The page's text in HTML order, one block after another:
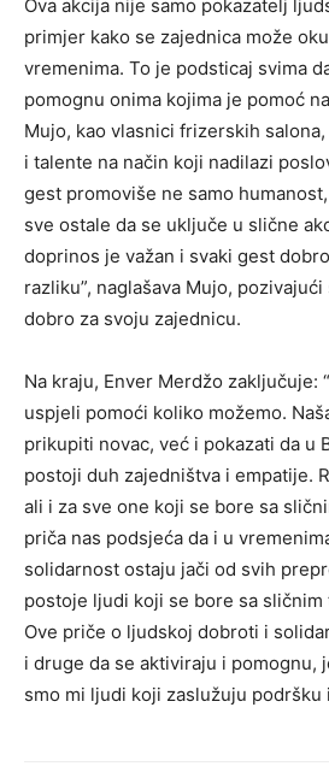
Ova akcija nije samo pokazatelj
primjer kako se zajednica može
vremenima. To je podsticaj svima
pomognu onima kojima je pomoć
Mujo, kao vlasnici frizerskih
i talente na način koji nadilazi
gest promoviše ne samo
sve ostale da se uključe u slične
doprinos je važan i svaki gest
razliku”, naglašava Mujo,
dobro za svoju zajednicu.
Na kraju, Enver Merdžo zaključuje:
uspjeli pomoći koliko možemo.
prikupiti novac, već i pokazati da u
postoji duh zajedništva i empatije.
ali i za sve one koji se bore sa
priča nas podsjeća da i u
solidarnost ostaju jači od svih
postoje ljudi koji se bore sa sličnim
Ove priče o ljudskoj dobroti i
i druge da se aktiviraju i pomognu,
smo mi ljudi koji zaslužuju podršku